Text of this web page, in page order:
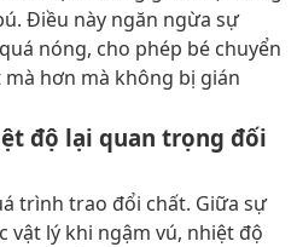
Điều này ngăn ngừa sự
nóng, cho phép bé chuyển
hơn mà không bị gián
độ lại quan trọng đối
trình trao đổi chất. Giữa sự
vật lý khi ngậm vú, nhiệt độ